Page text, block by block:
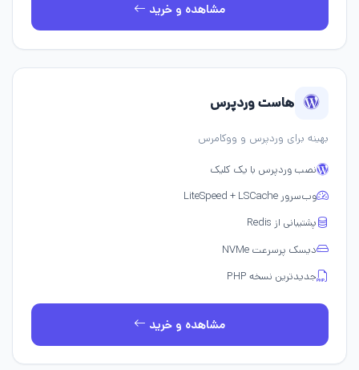
مشاهده و خرید
هاست وردپرس
بهینه برای وردپرس و ووکامرس
نصب وردپرس با یک کلیک
وب‌سرور LiteSpeed + LSCache
پشتیبانی از Redis
دیسک پرسرعت NVMe
جدیدترین نسخه PHP
مشاهده و خرید